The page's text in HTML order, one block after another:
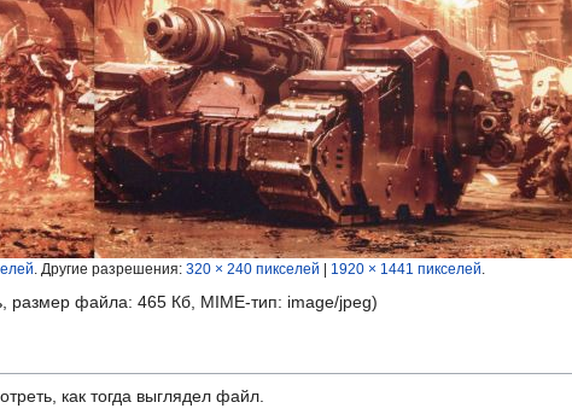
Другие разрешения: 320 × 240 пикселей 1920 × 1441 пикселей
размер файла: 465 Кб, MIME-тип: image/jpeg)
как тогда выглядел файл.